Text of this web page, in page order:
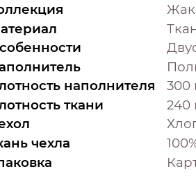
наполнителя
300
ткани
240
чехла